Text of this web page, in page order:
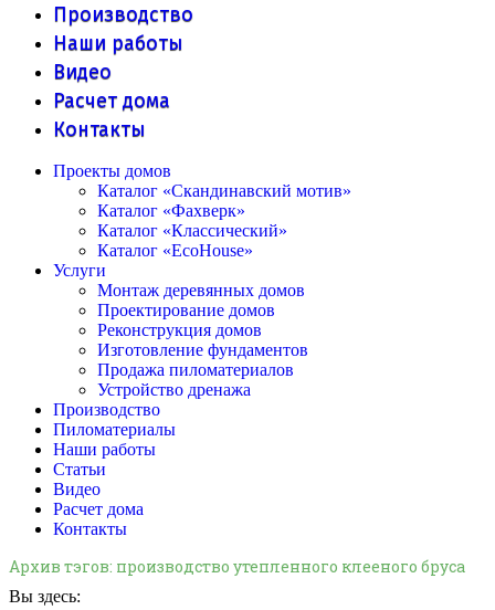
Производство
Наши работы
Видео
Расчет дома
Контакты
Проекты домов
Каталог «Скандинавский мотив»
Каталог «Фахверк»
Каталог «Классический»
Каталог «EcoHouse»
Услуги
Монтаж деревянных домов
Проектирование домов
Реконструкция домов
Изготовление фундаментов
Продажа пиломатериалов
Устройство дренажа
Производство
Пиломатериалы
Наши работы
Статьи
Видео
Расчет дома
Контакты
Архив тэгов: производство утепленного клееного бруса
Вы здесь: